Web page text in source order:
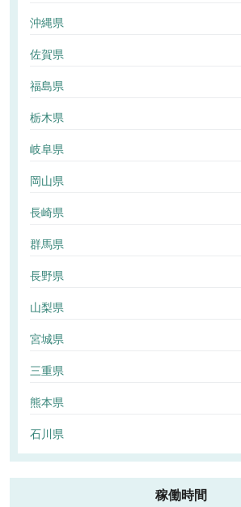
沖縄県
佐賀県
福島県
栃木県
岐阜県
岡山県
長崎県
群馬県
長野県
山梨県
宮城県
三重県
熊本県
石川県
稼働時間